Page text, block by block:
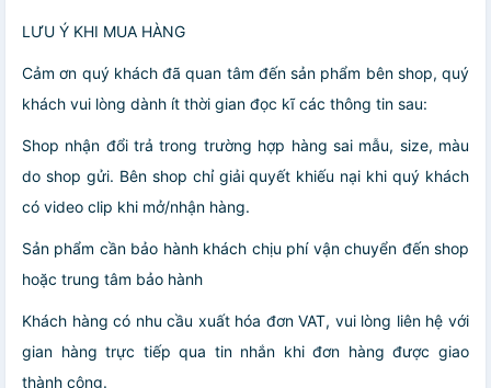
LƯU Ý KHI MUA HÀNG
Cảm ơn quý khách đã quan tâm đến sản phẩm bên shop, quý
khách vui lòng dành ít thời gian đọc kĩ các thông tin sau:
Shop nhận đổi trả trong trường hợp hàng sai mẫu, size, màu
do shop gửi. Bên shop chỉ giải quyết khiếu nại khi quý khách
có video clip khi mở/nhận hàng.
Sản phẩm cần bảo hành khách chịu phí vận chuyển đến shop
hoặc trung tâm bảo hành
Khách hàng có nhu cầu xuất hóa đơn VAT, vui lòng liên hệ với
gian hàng trực tiếp qua tin nhắn khi đơn hàng được giao
thành công.